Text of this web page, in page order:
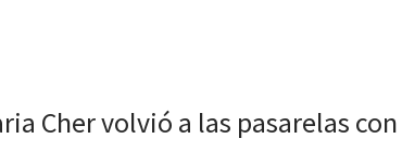
Cher volvió a las pasarelas con